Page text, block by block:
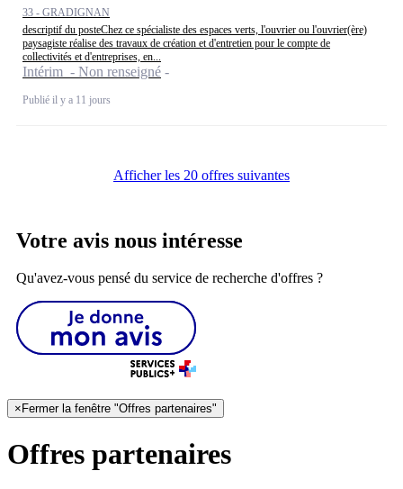
33 - GRADIGNAN
descriptif du posteChez ce spécialiste des espaces verts, l'ouvrier ou l'ouvrier(ère)
paysagiste réalise des travaux de création et d'entretien pour le compte de
collectivités et d'entreprises, en...
Intérim - Non renseigné
Publié il y a 11 jours
Afficher les 20 offres suivantes
Votre avis nous intéresse
Qu'avez-vous pensé du service de recherche d'offres ?
× Fermer la fenêtre "Offres partenaires"
Offres partenaires